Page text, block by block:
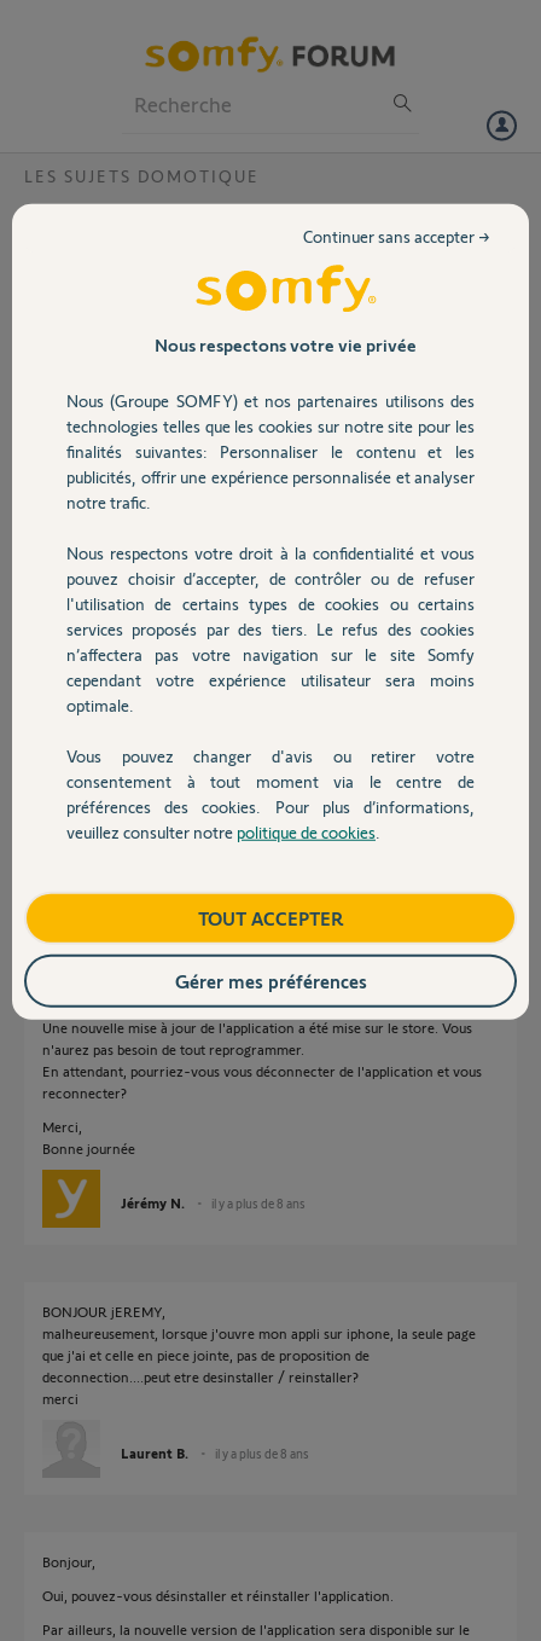
Volet
Sécurité
Domotique
Chauffage
Autres produits
Devis avec un pro
Contact
LES SUJETS DOMOTIQUE
nouvelle mise a jour thermostat
bonjour a tous,
j'ai recu, ce jour, un mail m'indiquant qu'une
mise a jour venait d'etre faite....c'est bien,
iphone, je m'apercois que je n'ai plus acces a
mon thermostat, et que tous les
parametrages soient ou innaccessible, ou
effacés !!!! en effet, la seule page qui
s'ouvre, c est "differentes etapes
mois, le systeme programmé en hors gel,
que va t il advenir de ma programmation
depuis cette mise a jour ???
vraiment, si a chaque mise a jour, il faut tout reprogrammer, ca va
finir par etre lourd !!
merci de vos conseils et avis
Laurent B.
il y a plus de 8 ans
Participer au fil de discussion
Réponses
Une nouvelle mise à jour de l'application a été mise sur le store. Vous
n'aurez pas besoin de tout reprogrammer.
En attendant, pourriez-vous vous déconnecter de l'application et vous
reconnecter?
Merci,
Bonne journée
Jérémy N. il y a plus de 8 ans
BONJOUR jEREMY,
malheureusement, lorsque j'ouvre mon appli sur iphone, la seule page
que j'ai et celle en piece jointe, pas de proposition de
deconnection....peut etre desinstaller / reinstaller?
merci
Laurent B. il y a plus de 8 ans
Bonjour,
Oui, pouvez-vous désinstaller et réinstaller l'application.
Par ailleurs, la nouvelle version de l'application sera disponible sur le
Nous respectons votre vie privée
Nous (Groupe SOMFY) et nos partenaires utilisons des
technologies telles que les cookies sur notre site pour les
finalités suivantes: Personnaliser le contenu et les
publicités, offrir une expérience personnalisée et analyser
notre trafic.
Nous respectons votre droit à la confidentialité et vous
pouvez choisir d’accepter, de contrôler ou de refuser
l'utilisation de certains types de cookies ou certains
services proposés par des tiers. Le refus des cookies
n’affectera pas votre navigation sur le site Somfy
cependant votre expérience utilisateur sera moins
optimale.
Vous pouvez changer d'avis ou retirer votre
consentement à tout moment via le centre de
préférences des cookies. Pour plus d’informations,
veuillez consulter notre politique de cookies
Continuer sans accepter →
TOUT ACCEPTER
Gérer mes préférences